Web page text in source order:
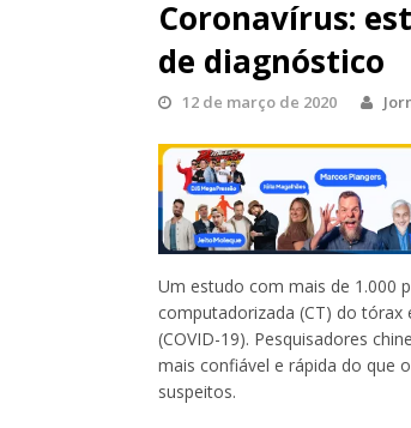
Coronavírus:
de diagnóstico
12 de março de 2020
Um estudo com mais de 1.000
computadorizada (CT) do
(COVID-19). Pesquisadores
mais confiável e rápida do que
suspeitos.